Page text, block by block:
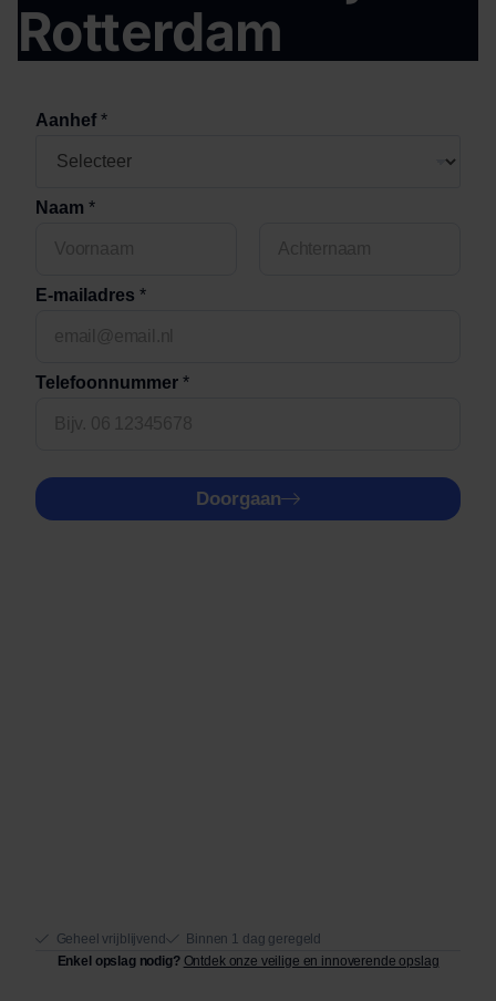
Rotterdam
Aanhef *
Naam *
E-mailadres *
Telefoonnummer *
Doorgaan
Geheel vrijblijvend
Binnen 1 dag geregeld
Enkel opslag nodig? Ontdek onze veilige en innoverende opslag